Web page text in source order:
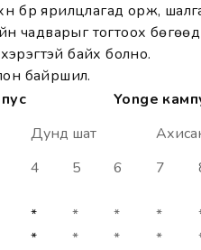
бүр ярилцлагад орж,
чадварыг тогтоох
байх болно.
байршил.
Yonge
Дунд шат
4 5 6 7
* * * *
* * * *